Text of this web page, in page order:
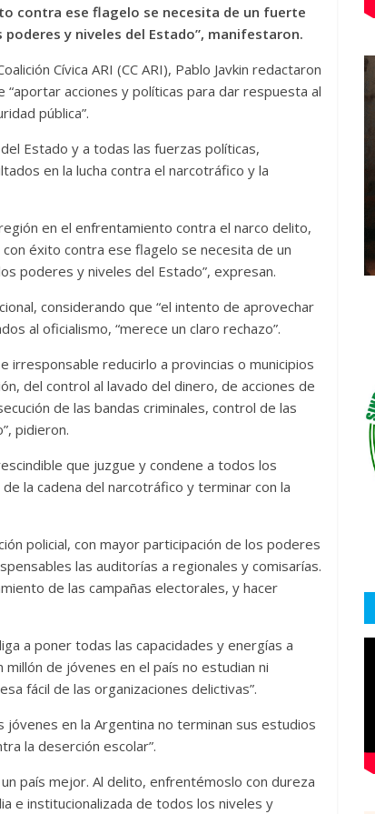
contra ese flagelo se necesita de un fuerte
y niveles del Estado”, manifestaron.
Cívica ARI (CC ARI), Pablo Javkin redactaron
acciones y políticas para dar respuesta al
pública”.
Estado y a todas las fuerzas políticas,
en la lucha contra el narcotráfico y la
en el enfrentamiento contra el narco delito,
éxito contra ese flagelo se necesita de un
poderes y niveles del Estado”, expresan.
considerando que “el intento de aprovechar
al oficialismo, “merece un claro rechazo”.
irresponsable reducirlo a provincias o municipios
del control al lavado del dinero, de acciones de
de las bandas criminales, control de las
pidieron.
que juzgue y condene a todos los
la cadena del narcotráfico y terminar con la
policial, con mayor participación de los poderes
las auditorías a regionales y comisarías.
de las campañas electorales, y hacer
a poner todas las capacidades y energías a
de jóvenes en el país no estudian ni
fácil de las organizaciones delictivas”.
en la Argentina no terminan sus estudios
la deserción escolar”.
país mejor. Al delito, enfrentémoslo con dureza
e institucionalizada de todos los niveles y